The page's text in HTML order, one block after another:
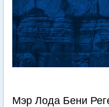
Мэр Лода Бени